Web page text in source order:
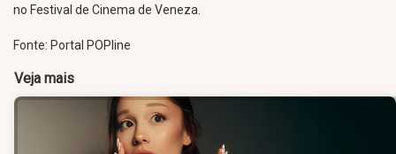
no Festival de Cinema de Veneza.
Fonte: Portal POPline
Veja mais